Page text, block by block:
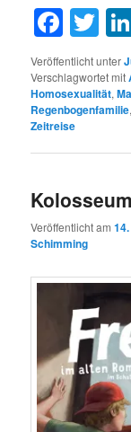
Veröffentlicht unter
Verschlagwortet mit
Homosexualität,
Regenbogenfamilie
Zeitreise
Veröffentlicht am
Schimming